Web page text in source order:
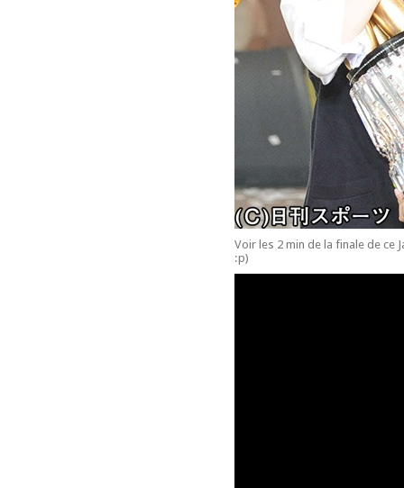
Voir les 2 min de la finale de ce
:p)